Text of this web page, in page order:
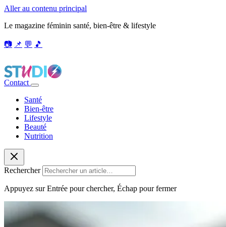
Aller au contenu principal
Le magazine féminin santé, bien-être & lifestyle
📷 📌 💬 🎵
Contact
Santé
Bien-être
Lifestyle
Beauté
Nutrition
Rechercher
Appuyez sur Entrée pour chercher, Échap pour fermer